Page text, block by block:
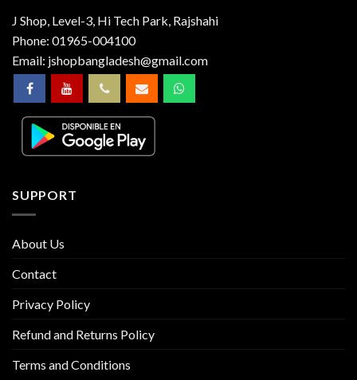
J Shop, Level-3, Hi Tech Park, Rajshahi
Phone: 01965-004100
Email: jshopbangladesh@gmail.com
SUPPORT
About Us
Contact
Privacy Policy
Refund and Returns Policy
Terms and Conditions